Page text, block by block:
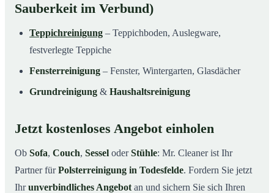
Sauberkeit im Verbund)
Teppichreinigung – Teppichboden, Auslegware,
festverlegte Teppiche
Fensterreinigung – Fenster, Wintergarten, Glasdächer
Grundreinigung & Haushaltsreinigung
Jetzt kostenloses Angebot einholen
Ob Sofa, Couch, Sessel oderStühle: Mr. Cleaner ist Ihr
Partner fürPolsterreinigung in Todesfelde. Fordern Sie jetzt
Ihrunverbindliches Angebot an und sichern Sie sich Ihren